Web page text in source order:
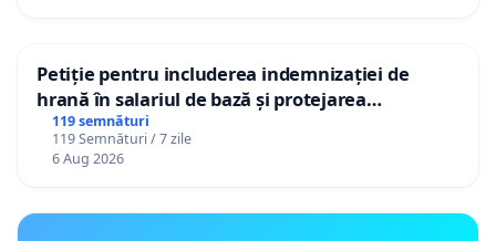
Petiție pentru includerea indemnizației de
hrană în salariul de bază și protejarea
gradațiilor de vechime pentru asistenții
personali
119 semnături
119 Semnături / 7 zile
6 Aug 2026